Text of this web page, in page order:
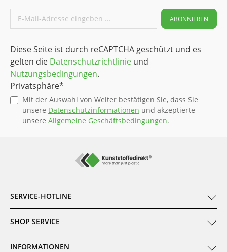
ABONNIEREN
Diese Seite ist durch reCAPTCHA geschützt und es
gelten die Datenschutzrichtlinie und
Nutzungsbedingungen.
Privatsphäre*
Mit der Auswahl von Weiter bestätigen Sie, dass Sie
unsere Datenschutzinformationen und akzeptierte
unsere Allgemeine Geschäftsbedingungen.
SERVICE-HOTLINE
SHOP SERVICE
INFORMATIONEN